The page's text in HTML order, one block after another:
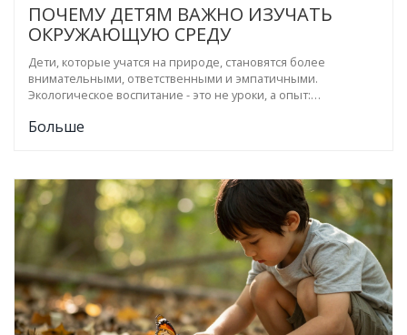
ПОЧЕМУ ДЕТЯМ ВАЖНО ИЗУЧАТЬ
ОКРУЖАЮЩУЮ СРЕДУ
Дети, которые учатся на природе, становятся более
внимательными, ответственными и эмпатичными.
Экологическое воспитание - это не уроки, а опыт:
последствиями.
Больше